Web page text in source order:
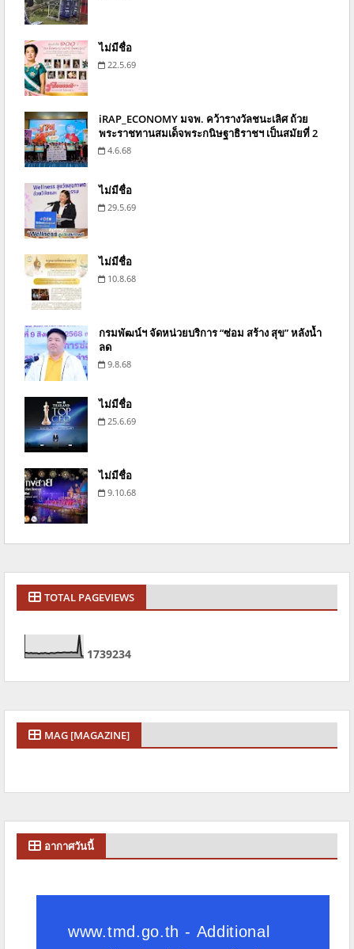
ไม่มีชื่อ
22.5.69
iRAP_ECONOMY มจพ. คว้ารางวัลชนะเลิศ ถ้วย
พระราชทานสมเด็จพระกนิษฐาธิราชฯ เป็นสมัยที่ 2
4.6.68
ไม่มีชื่อ
29.5.69
ไม่มีชื่อ
10.8.68
กรมพัฒน์ฯ จัดหน่วยบริการ “ซ่อม สร้าง สุข” หลังน้ำ
ลด
9.8.68
ไม่มีชื่อ
25.6.69
ไม่มีชื่อ
9.10.68
TOTAL PAGEVIEWS
1739234
MAG [MAGAZINE]
อากาศวันนี้